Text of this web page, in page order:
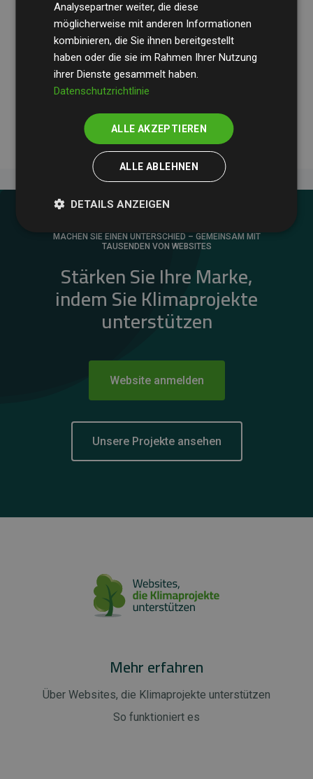
Transparenz und Verlässlichkeit sicherzustellen.
Ihre Prüfungen belegen, dass unsere Investitionen in
Klimaschutzprojekte im Durchschnitt200 % der
geschätzten CO₂-Emissionender teilnehmenden
Websites kompensieren – ein klarer Nachweis für die
messbare Klimawirkung unseres Ansatzes.
MACHEN SIE EINEN UNTERSCHIED – GEMEINSAM MIT
TAUSENDEN VON WEBSITES
Stärken Sie Ihre Marke,
indem Sie Klimaprojekte
unterstützen
Website anmelden
Unsere Projekte ansehen
Mehr erfahren
Über Websites, die Klimaprojekte unterstützen
So funktioniert es
Analysepartner weiter, die diese
möglicherweise mit anderen Informationen
kombinieren, die Sie ihnen bereitgestellt
haben oder die sie im Rahmen Ihrer Nutzung
ihrer Dienste gesammelt haben.
Datenschutzrichtlinie
ALLE AKZEPTIEREN
ALLE ABLEHNEN
DETAILS ANZEIGEN